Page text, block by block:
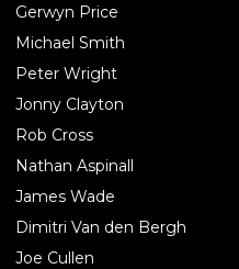
Gerwyn Price
Michael Smith
Peter Wright
Jonny Clayton
Rob Cross
Nathan Aspinall
James Wade
Dimitri Van den Bergh
Joe Cullen